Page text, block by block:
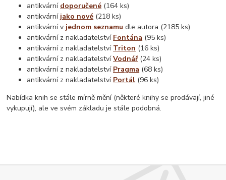
antikvární doporučené (164 ks)
antikvární jako nové (218 ks)
antikvární v jednom seznamu dle autora (2185 ks)
antikvární z nakladatelství Fontána (95 ks)
antikvární z nakladatelství Triton (16 ks)
antikvární z nakladatelstvíVodnář(24 ks)
antikvární z nakladatelství Pragma (68 ks)
antikvární z nakladatelství Portál (96 ks)
Nabídka knih se stále mírně mění (některé knihy se prodávají, jiné
vykupují), ale ve svém základu je stále podobná.